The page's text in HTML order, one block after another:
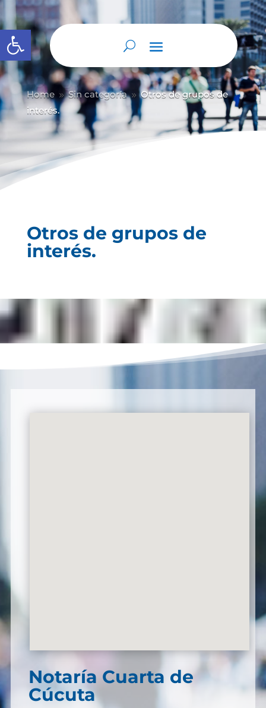
Abrir barra de herramientas
Home 9 Sin categoría 9 Otros de grupos de
interés.
Otros de grupos de
interés.
Notaría Cuarta de
Cúcuta